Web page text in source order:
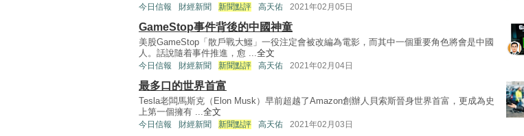
今日信報 財經新聞 新聞點評 高天佑 2021年02月05日
GameStop事件背後的中國神童
美股GameStop「散戶戰大鱷」一役注定會被改編為電影，而其中一個重要角色將會是中國
人。話說隨着事件推進，愈 ...全文
今日信報 財經新聞 新聞點評 高天佑 2021年02月04日
最多口的世界首富
Tesla老闆馬斯克（Elon Musk）早前超越了Amazon創辦人貝索斯晉身世界首富，更成為史
上第一個擁有 ...全文
今日信報 財經新聞 新聞點評 高天佑 2021年02月03日